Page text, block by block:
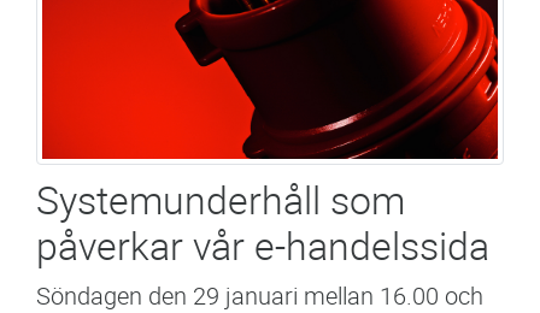
Systemunderhåll som
påverkar vår e-handelssida
Söndagen den 29 januari mellan 16.00 och